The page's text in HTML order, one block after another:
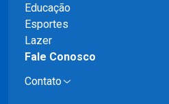
Educação
Esportes
Lazer
Fale Conosco
Contato